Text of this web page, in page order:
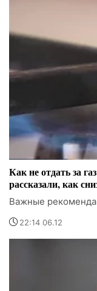
Как не отдать за
рассказали, как
Важные
22:14 06.12